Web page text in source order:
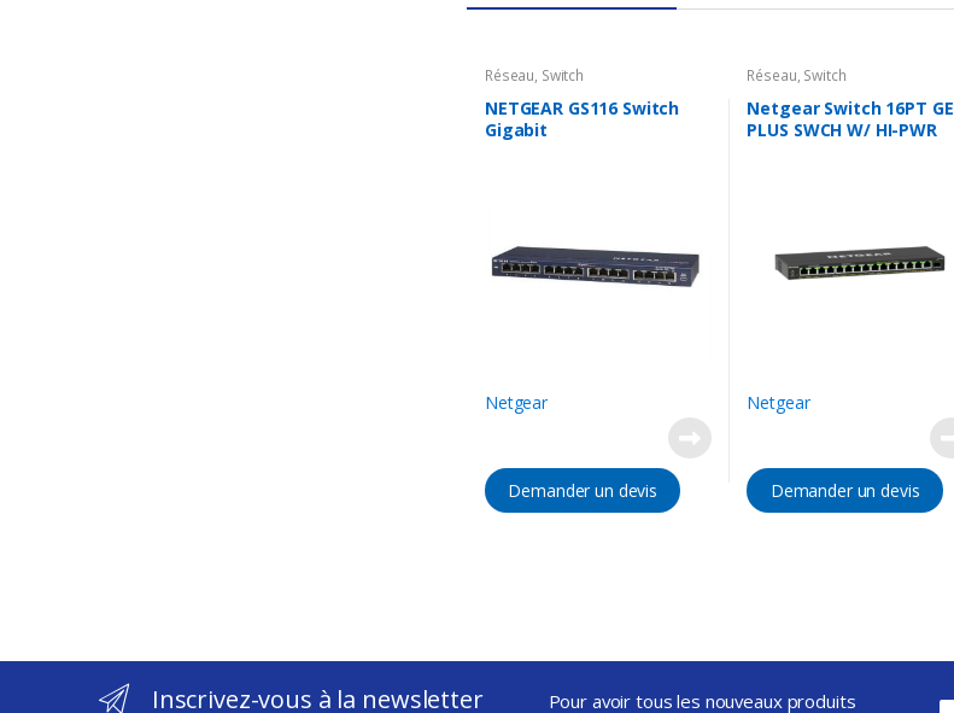
Réseau, Switch
NETGEAR GS116 Switch
Gigabit
Netgear
Demander un devis
Réseau, Switch
Netgear Switch 16PT GE
PLUS SWCH W/ HI-PWR
Netgear
Demander un devis
Inscrivez-vous à la newsletter Pour avoir tous les nouveaux produits